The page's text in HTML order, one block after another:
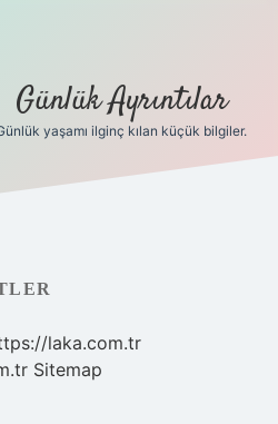
Günlük Ayrıntılar
yaşamı ilginç kılan küçük bilgiler.
laka.com.tr
Sitemap